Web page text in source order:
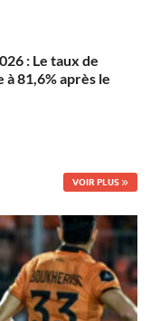
: Le taux de
81,6% après le
VOIR PLUS